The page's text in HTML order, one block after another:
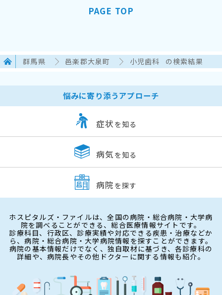
PAGE TOP
群馬県 邑楽郡大泉町 小児歯科 の検索結果
悩みに寄り添うアプローチ
症状 を知る
病気 を知る
病院 を探す
ホスピタルズ・ファイルは、全国の病院・総合病院・大学病
院を調べることができる、総合医療情報サイトです。
診療科目、行政区、診療実績や対応できる疾患・治療などか
ら、病院・総合病院・大学病院情報を探すことができます。
病院の基本情報だけでなく、独自取材に基づき、各診療科の
詳細や、病院長やその他ドクターに関する情報も紹介。